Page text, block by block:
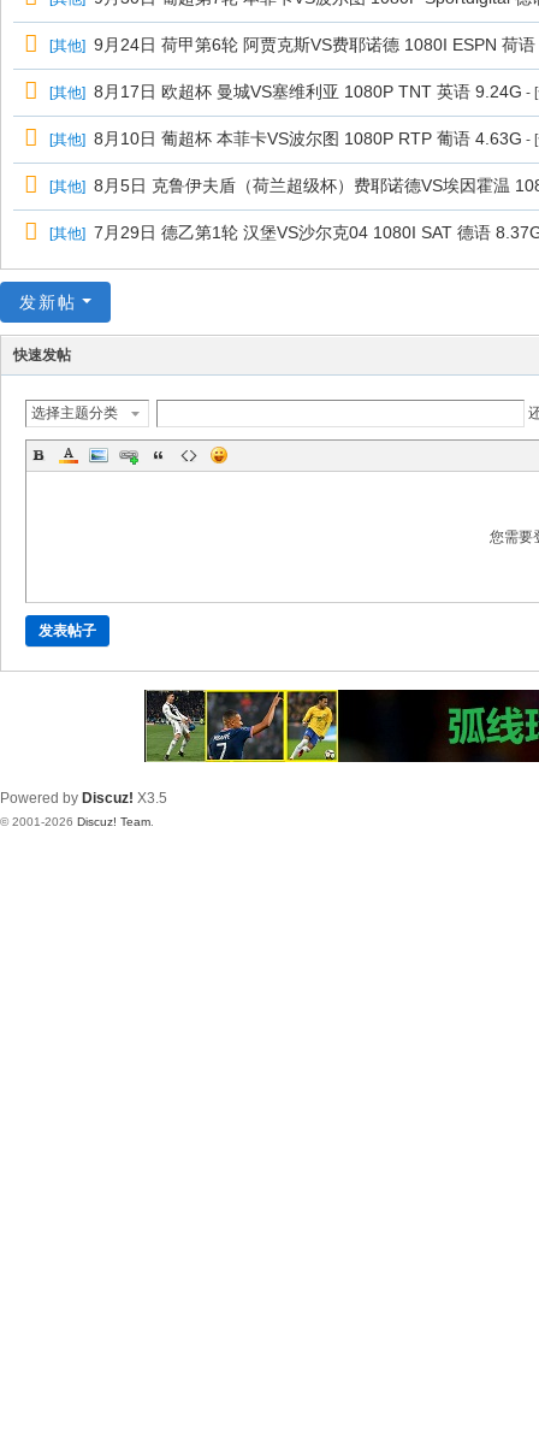
[其他] 9月24日 荷甲第6轮 阿贾克斯VS费耶诺德 1080I ESPN 荷
[其他] 8月17日 欧超杯 曼城VS塞维利亚 1080P TNT 英语 9.24G -
[其他] 8月10日 葡超杯 本菲卡VS波尔图 1080P RTP 葡语 4.63G -
[其他] 8月5日 克鲁伊夫盾（荷兰超级杯）费耶诺德VS埃因霍温
[其他] 7月29日 德乙第1轮 汉堡VS沙尔克04 1080I SAT 德语
发新帖
快速发帖
选择主题分类
您需要
发表帖子
Powered by Discuz! X3.5
© 2001-2026 Discuz! Team